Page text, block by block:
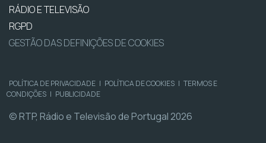
RÁDIO E TELEVISÃO
RGPD
GESTÃO DAS DEFINIÇÕES DE COOKIES
POLÍTICA DE PRIVACIDADE | POLÍTICA DE COOKIES | TERMOS E
CONDIÇÕES | PUBLICIDADE
© RTP, Rádio e Televisão de Portugal 2026